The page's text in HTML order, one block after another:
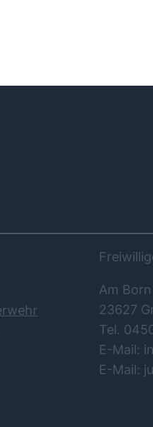
Am
23627
Tel.
E-Mail:
E-Mail: